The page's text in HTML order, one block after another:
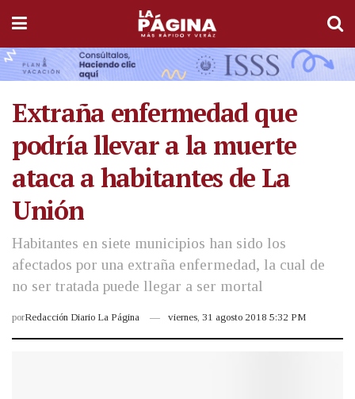
Extraña enfermedad que
podría llevar a la muerte
ataca a habitantes de La
Unión
Habitantes en siete municipios han sido los
afectados por una extraña enfermedad, la cual de
no ser tratada puede llegar a ser mortal
porRedacción Diario La Página viernes, 31 agosto 2018 5:32 PM